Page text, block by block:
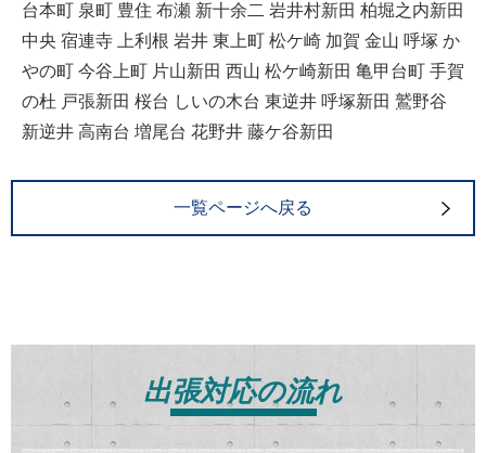
台本町 泉町 豊住 布瀬 新十余二 岩井村新田 柏堀之内新田
中央 宿連寺 上利根 岩井 東上町 松ケ崎 加賀 金山 呼塚 か
やの町 今谷上町 片山新田 西山 松ケ崎新田 亀甲台町 手賀
の杜 戸張新田 桜台 しいの木台 東逆井 呼塚新田 鷲野谷
新逆井 高南台 増尾台 花野井 藤ケ谷新田
一覧ページへ戻る
出張対応の流れ